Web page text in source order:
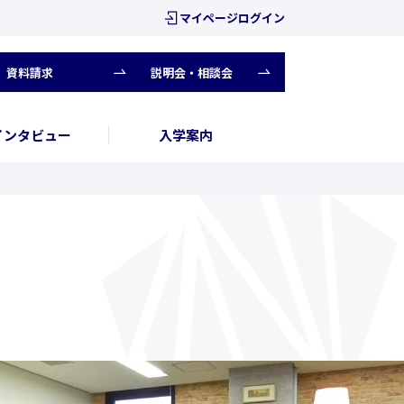
マイページログイン
資料請求 説明会・相談会
ンタビュー 入学案内